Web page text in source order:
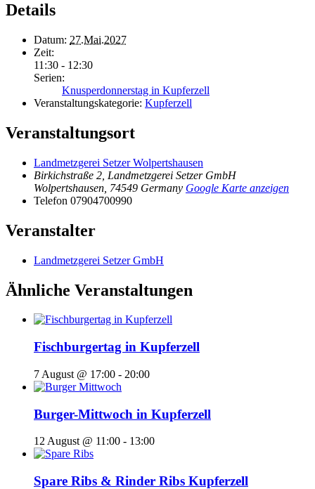
Details
Datum: 27.Mai.2027
Zeit:
11:30 - 12:30
Serien:
Knusperdonnerstag in Kupferzell
Veranstaltungskategorie: Kupferzell
Veranstaltungsort
Landmetzgerei Setzer Wolpertshausen
Birkichstraße 2, Landmetzgerei Setzer GmbH
Wolpertshausen 74549 Germany Google Karte anzeigen
Telefon 07904700990
Veranstalter
Landmetzgerei Setzer GmbH
Ähnliche Veranstaltungen
Fischburgertag in Kupferzell
7 August @ 17:00 - 20:00
Burger-Mittwoch in Kupferzell
12 August @ 11:00 - 13:00
Spare Ribs & Rinder Ribs Kupferzell